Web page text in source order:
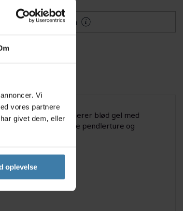
Vi
vores partnere
givet dem, eller
oplevelse
Mere information
Håndtagene kombinerer blød gel med
til både daglige pendlerture og